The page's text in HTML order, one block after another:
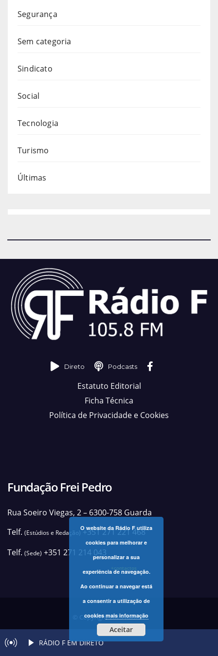
Segurança
Sem categoria
Sindicato
Social
Tecnologia
Turismo
Últimas
Direto Podcasts
Estatuto Editorial
Ficha Técnica
Política de Privacidade e Cookies
Fundação Frei Pedro
Rua Soeiro Viegas, 2 – 6300-758 Guarda
Telf. (Estúdios e Redação)+351 271 221 468
Telf. (Sede) +351 271 214 043
+contactos
© Copyright 2025 Rádio F
O website da Rádio F utiliza
cookies para melhorar e
personalizar a sua
experiência de navegação.
Ao continuar a navegar está
a consentir a utilização de
cookiesmais informação
Aceitar
RÁDIO F EM DIRETO